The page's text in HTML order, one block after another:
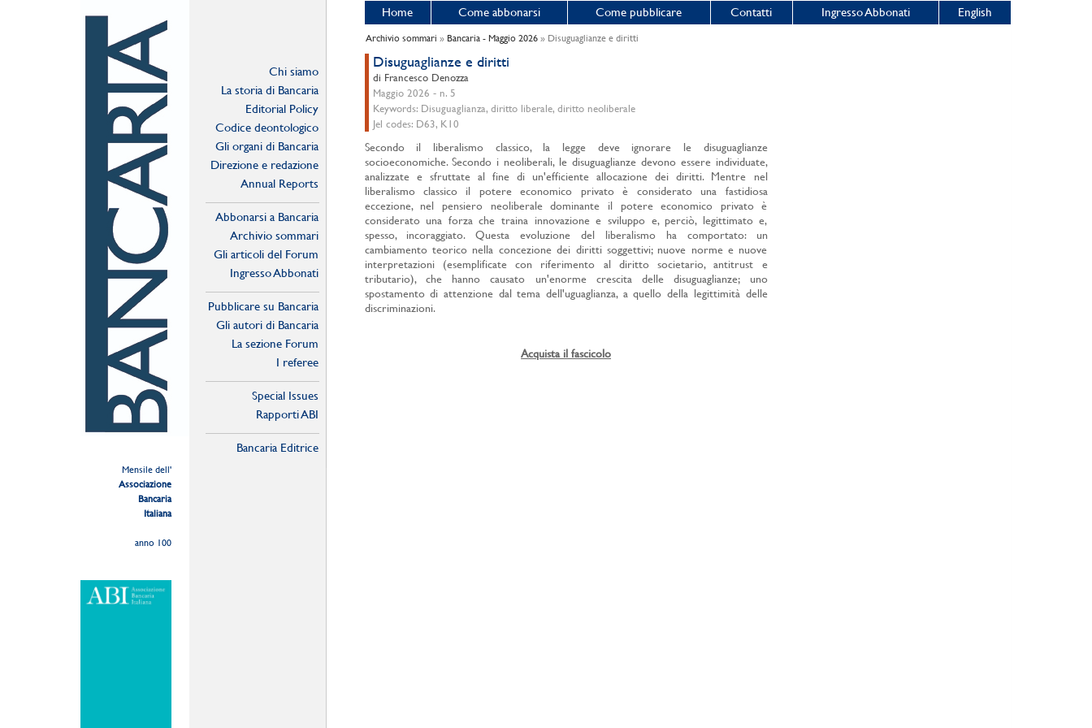
Mensile dell'
Associazione
Bancaria
Italiana
anno 100
Chi siamo
La storia di Bancaria
Editorial Policy
Codice deontologico
Gli organi di Bancaria
Direzione e redazione
Annual Reports
Abbonarsi a Bancaria
Archivio sommari
Gli articoli del Forum
Ingresso Abbonati
Pubblicare su Bancaria
Gli autori di Bancaria
La sezione Forum
I referee
Special Issues
Rapporti ABI
Bancaria Editrice
Home Come abbonarsi Come pubblicare Contatti Ingresso Abbonati English
Archivio sommari » Bancaria - Maggio 2026» Disuguaglianze e diritti
Disuguaglianze e diritti
di Francesco Denozza
Maggio 2026 - n. 5
Keywords: Disuguaglianza, diritto liberale, diritto neoliberale
Jel codes: D63, K10
Secondo il liberalismo classico, la legge deve ignorare le disuguaglianze
socioeconomiche. Secondo i neoliberali, le disuguaglianze devono essere individuate,
analizzate e sfruttate al fine di un'efficiente allocazione dei diritti. Mentre nel
liberalismo classico il potere economico privato è considerato una fastidiosa
eccezione, nel pensiero neoliberale dominante il potere economico privato è
considerato una forza che traina innovazione e sviluppo e, perciò, legittimato e,
spesso, incoraggiato. Questa evoluzione del liberalismo ha comportato: un
cambiamento teorico nella concezione dei diritti soggettivi; nuove norme e nuove
interpretazioni (esemplificate con riferimento al diritto societario, antitrust e
tributario), che hanno causato un'enorme crescita delle disuguaglianze; uno
spostamento di attenzione dal tema dell'uguaglianza, a quello della legittimità delle
discriminazioni.
Acquista il fascicolo